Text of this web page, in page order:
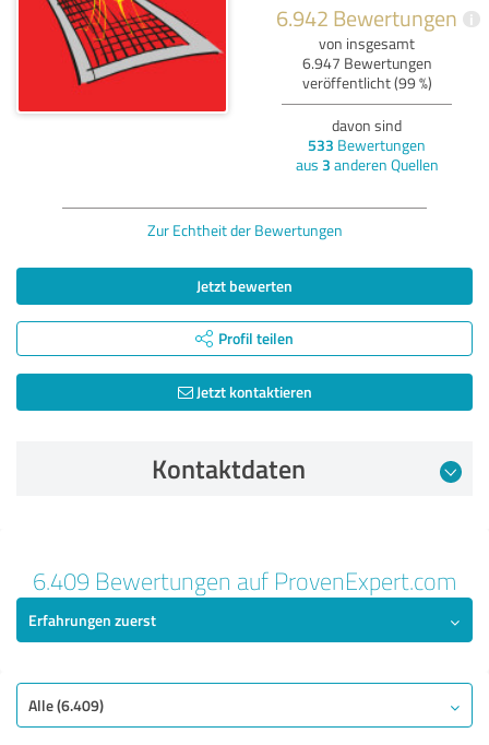
6.942 Bewertungen i
von insgesamt
6.947 Bewertungen
veröffentlicht (99 %)
davon sind
533 Bewertungen
aus 3 anderen Quellen
Zur Echtheit der Bewertungen
Jetzt bewerten
Profil teilen
Jetzt kontaktieren
Kontaktdaten
5,00 von 5
Qualität
Nutzen
6.409 Bewertungen auf ProvenExpert.com
Erfahrungen zuerst
Alle (6.409)